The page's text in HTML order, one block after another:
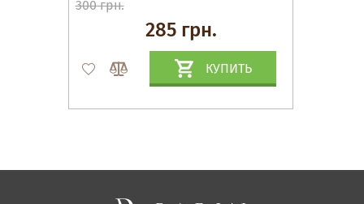
300 грн.
285 грн.
КУПИТЬ
Спальни, Кровати